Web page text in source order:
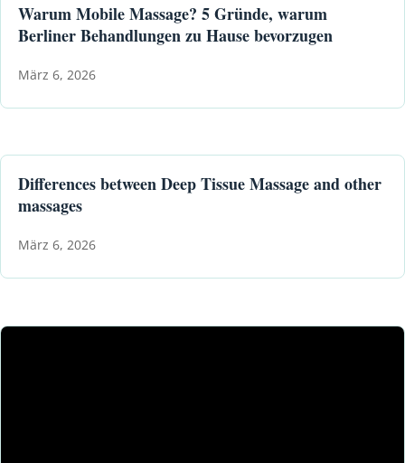
Warum Mobile Massage? 5 Gründe, warum
Berliner Behandlungen zu Hause bevorzugen
März 6, 2026
Differences between Deep Tissue Massage and other
massages
März 6, 2026